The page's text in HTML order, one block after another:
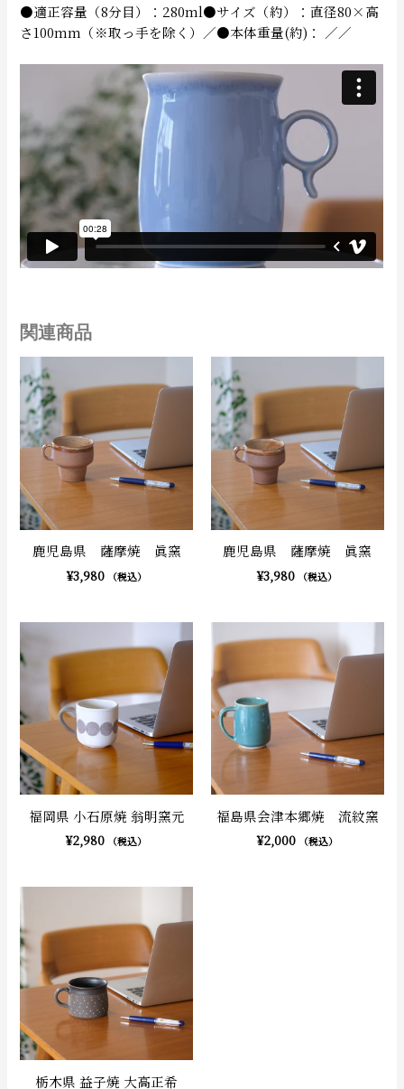
●適正容量（8分目）：280ml●サイズ（約）：直径80×高
さ100mm（※取っ手を除く）／●本体重量(約)： ／／
関連商品
鹿児島県 薩摩焼 眞窯
¥3,980 （税込）
鹿児島県 薩摩焼 眞窯
¥3,980 （税込）
福岡県 小石原焼 翁明窯元
¥2,980 （税込）
福島県会津本郷焼 流紋窯
¥2,000 （税込）
栃木県 益子焼 大高正希